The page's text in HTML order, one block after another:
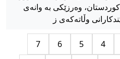
وەرزێکی بە وانەی
وڵاتەکەی ز
4
5
6
7